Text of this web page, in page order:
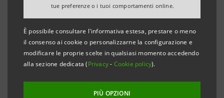
tue preferenze o i tuoi comportamenti online.
È possibile consultare l'informativa estesa, prestare o meno
il consenso ai cookie o personalizzarne la configurazione e
modificare le proprie scelte in qualsiasi momento accedendo
alla sezione dedicata (Privacy- Cookie policy).
PIÙ OPZIONI